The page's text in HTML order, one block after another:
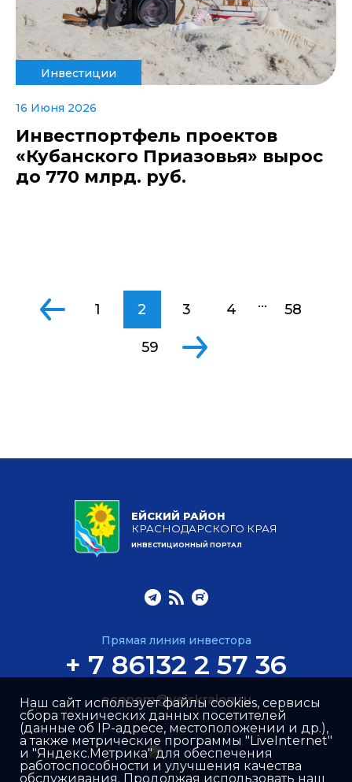
Инвестиции
16 Июня 2026
Инвестпортфель проектов
«Кубанского Приазовья» вырос
до 770 млрд. руб.
1 2 3 4 ... 58
59
ЕЙСКИЙ РАЙОН
КРАСНОДАРСКОГО КРАЯ
ИНВЕСТИЦИОННЫЙ ПОРТАЛ
Прямая линия инвестора
+ 7 86132 2 57 36
econom@yeiskraion.ru
Наш сайт использует файлы cookies, сервисы
сбора технических данных посетителей
(данные об IP-адресе, местоположении и др.),
а также метрические программы "LiveInternet"
и "Яндекс.Метрика" для обеспечения
работоспособности и улучшения качества
обслуживания. Продолжая использовать наш